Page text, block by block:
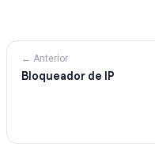
← Anterior
Bloqueador de IP